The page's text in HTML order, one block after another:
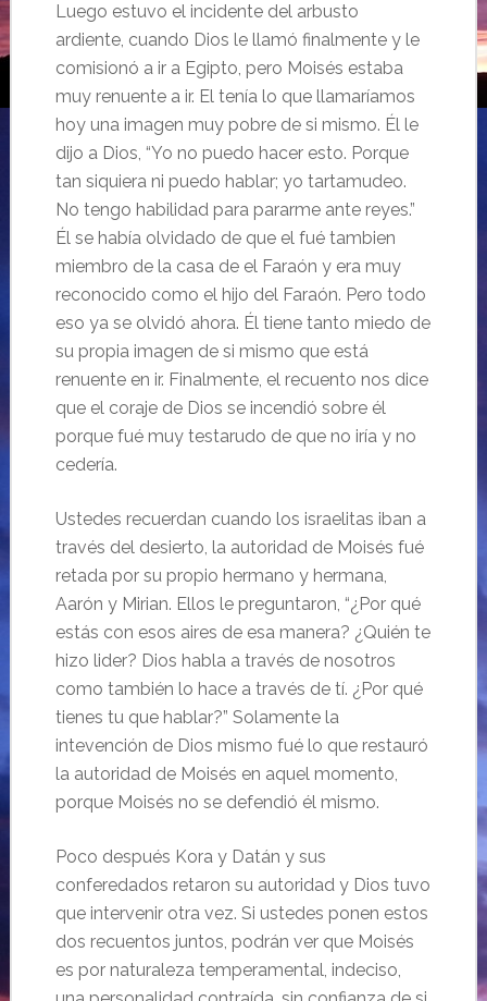
Luego estuvo el incidente del arbusto
ardiente, cuando Dios le llamó finalmente y le
comisionó a ir a Egipto, pero Moisés estaba
muy renuente a ir. El tenía lo que llamaríamos
hoy una imagen muy pobre de si mismo. Él le
dijo a Dios, “Yo no puedo hacer esto. Porque
tan siquiera ni puedo hablar; yo tartamudeo.
No tengo habilidad para pararme ante reyes.”
Él se había olvidado de que el fué tambien
miembro de la casa de el Faraón y era muy
reconocido como el hijo del Faraón. Pero todo
eso ya se olvidó ahora. Él tiene tanto miedo de
su propia imagen de si mismo que está
renuente en ir. Finalmente, el recuento nos dice
que el coraje de Dios se incendió sobre él
porque fué muy testarudo de que no iría y no
cedería.
Ustedes recuerdan cuando los israelitas iban a
través del desierto, la autoridad de Moisés fué
retada por su propio hermano y hermana,
Aarón y Mirian. Ellos le preguntaron, “¿Por qué
estás con esos aires de esa manera? ¿Quién te
hizo lider? Dios habla a través de nosotros
como también lo hace a través de tí. ¿Por qué
tienes tu que hablar?” Solamente la
intevención de Dios mismo fué lo que restauró
la autoridad de Moisés en aquel momento,
porque Moisés no se defendió él mismo.
Poco después Kora y Datán y sus
conferedados retaron su autoridad y Dios tuvo
que intervenir otra vez. Si ustedes ponen estos
dos recuentos juntos, podrán ver que Moisés
es por naturaleza temperamental, indeciso,